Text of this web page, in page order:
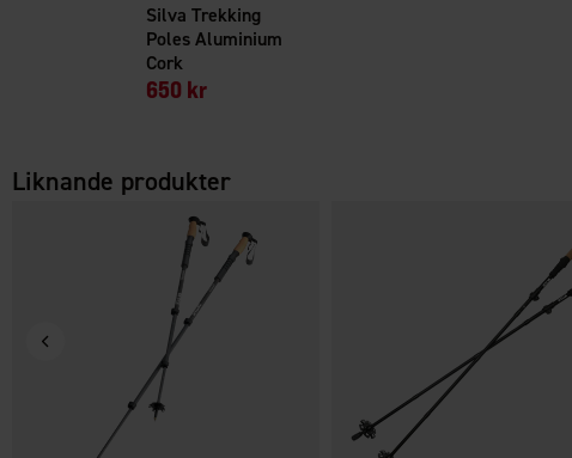
Silva Trekking
Poles Aluminium
Cork
650 kr
Liknande produkter